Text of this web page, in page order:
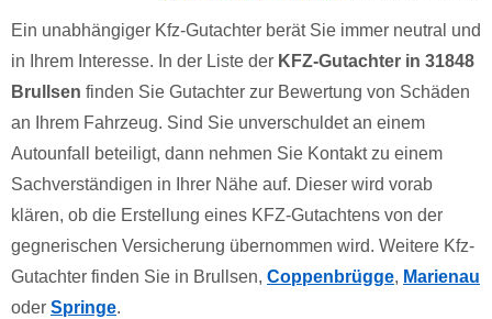
Ein unabhängiger Kfz-Gutachter berät Sie immer neutral und
in Ihrem Interesse. In der Liste der KFZ-Gutachter in 31848
Brullsen finden Sie Gutachter zur Bewertung von Schäden
an Ihrem Fahrzeug. Sind Sie unverschuldet an einem
Autounfall beteiligt, dann nehmen Sie Kontakt zu einem
Sachverständigen in Ihrer Nähe auf. Dieser wird vorab
klären, ob die Erstellung eines KFZ-Gutachtens von der
gegnerischen Versicherung übernommen wird. Weitere Kfz-
Gutachter finden Sie in Brullsen, Coppenbrügge, Marienau
oder Springe.